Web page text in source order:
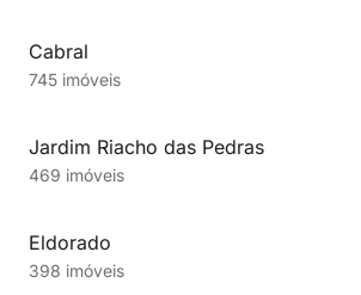
Cabral
745 imóveis
Jardim Riacho das Pedras
469 imóveis
Eldorado
398 imóveis